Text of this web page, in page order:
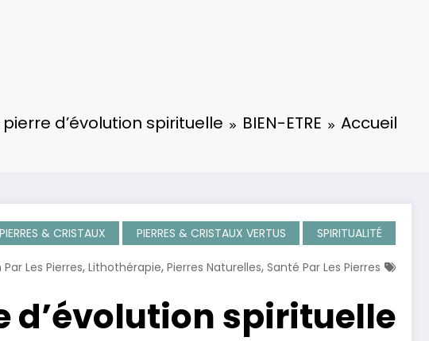
Accueil
BIEN-ETRE
d’évolution spirituelle
PIERRES & CRISTAUX PIERRES & CRISTAUX VERTUS SPIRITUALITÉ
Les Pierres, Lithothérapie, Pierres Naturelles, Santé Par Les Pierres
d’évolution spirituelle